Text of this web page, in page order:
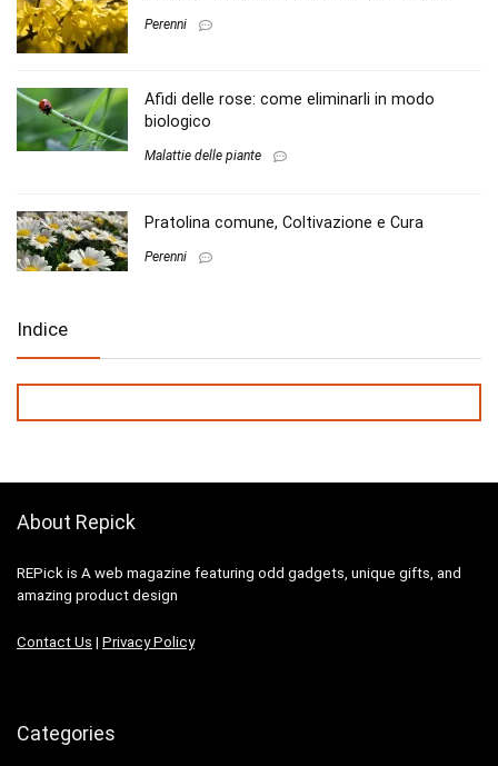
Perenni
Afidi delle rose: come eliminarli in modo
biologico
Malattie delle piante
Pratolina comune, Coltivazione e Cura
Perenni
Indice
About Repick
REPick is A web magazine featuring odd gadgets, unique gifts, and
amazing product design
Contact Us | Privacy Policy
Categories